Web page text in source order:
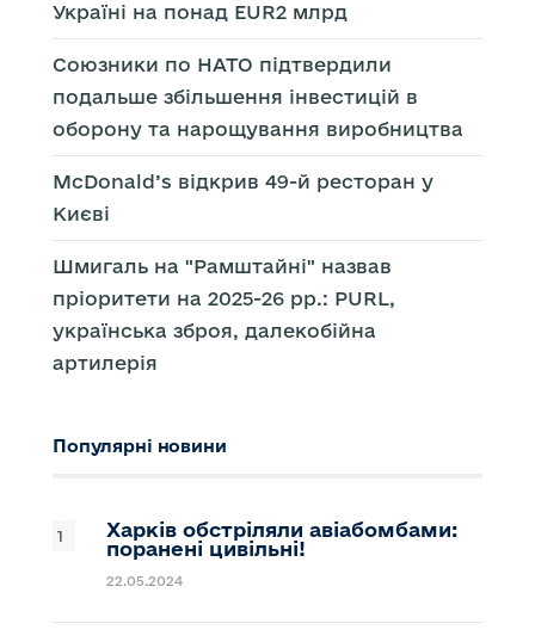
Україні на понад EUR2 млрд
Союзники по НАТО підтвердили
подальше збільшення інвестицій в
оборону та нарощування виробництва
McDonald’s відкрив 49-й ресторан у
Києві
Шмигаль на "Рамштайні" назвав
пріоритети на 2025-26 рр.: PURL,
українська зброя, далекобійна
артилерія
Популярні новини
Харків обстріляли авіабомбами:
поранені цивільні!
22.05.2024